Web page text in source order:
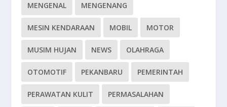
MENGENAL MENGENANG
MESIN KENDARAAN MOBIL MOTOR
MUSIM HUJAN NEWS OLAHRAGA
OTOMOTIF PEKANBARU PEMERINTAH
PERAWATAN KULIT PERMASALAHAN